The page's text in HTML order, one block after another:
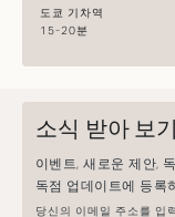
도쿄 기차역
15-20분
소식 받아 보기
이벤트, 새로운 제안,
독점 업데이트에 등록